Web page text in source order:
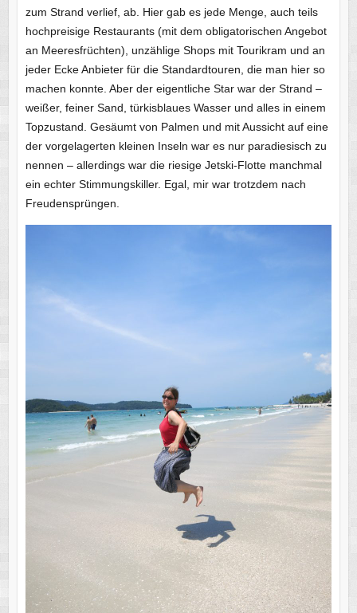
zum Strand verlief, ab. Hier gab es jede Menge, auch teils
hochpreisige Restaurants (mit dem obligatorischen Angebot
an Meeresfrüchten), unzählige Shops mit Tourikram und an
jeder Ecke Anbieter für die Standardtouren, die man hier so
machen konnte. Aber der eigentliche Star war der Strand –
weißer, feiner Sand, türkisblaues Wasser und alles in einem
Topzustand. Gesäumt von Palmen und mit Aussicht auf eine
der vorgelagerten kleinen Inseln war es nur paradiesisch zu
nennen – allerdings war die riesige Jetski-Flotte manchmal
ein echter Stimmungskiller. Egal, mir war trotzdem nach
Freudensprüngen.